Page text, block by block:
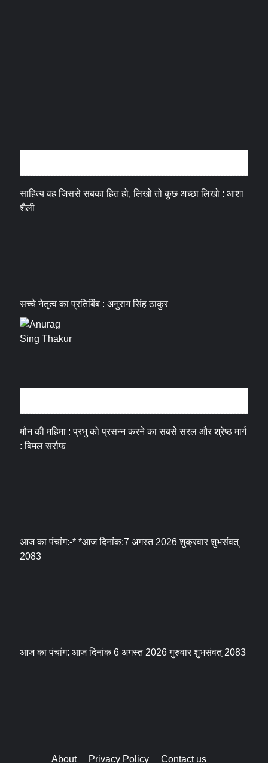
साहित्य वह जिससे सबका हित हो, लिखो तो कुछ अच्छा लिखो : आशा
शैली
सच्चे नेतृत्व का प्रतिबिंब : अनुराग सिंह ठाकुर
मौन की महिमा : प्रभु को प्रसन्न करने का सबसे सरल और श्रेष्ठ मार्ग
: बिमल सर्राफ
आज का पंचांग:-* *आज दिनांक:7 अगस्त 2026 शुक्रवार शुभसंवत्
2083
आज का पंचांग: आज दिनांक 6 अगस्त 2026 गुरुवार शुभसंवत् 2083
About Privacy Policy Contact us